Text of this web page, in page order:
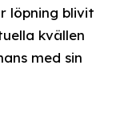
löpning blivit
kvällen
med sin